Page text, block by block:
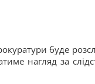
буде
нагляд за